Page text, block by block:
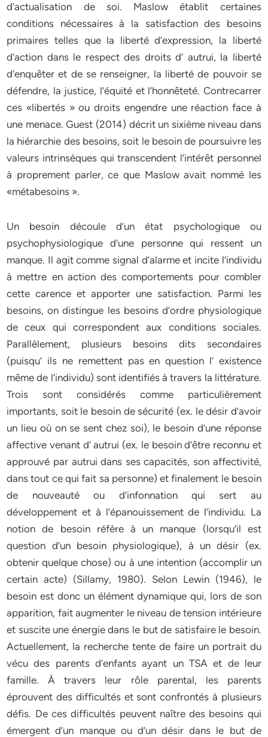
d’actualisation de soi. Maslow établit certaines
conditions nécessaires à la satisfaction des besoins
primaires telles que la liberté d’expression, la liberté
d’action dans le respect des droits d’ autrui, la liberté
d’enquêter et de se renseigner, la liberté de pouvoir se
défendre, la justice, l’équité et l’honnêteté. Contrecarrer
ces «libertés » ou droits engendre une réaction face à
une menace. Guest (2014) décrit un sixième niveau dans
la hiérarchie des besoins, soit le besoin de poursuivre les
valeurs intrinsèques qui transcendent l’intérêt personnel
à proprement parler, ce que Maslow avait nommé les
«métabesoins ».
Un besoin découle d’un état psychologique ou
psychophysiologique d’une personne qui ressent un
manque. Il agit comme signal d’alarme et incite l’individu
à mettre en action des comportements pour combler
cette carence et apporter une satisfaction. Parmi les
besoins, on distingue les besoins d’ordre physiologique
de ceux qui correspondent aux conditions sociales.
Parallèlement, plusieurs besoins dits secondaires
(puisqu’ ils ne remettent pas en question l’ existence
même de l’individu) sont identifiés à travers la littérature.
Trois sont considérés comme particulièrement
importants, soit le besoin de sécurité (ex. le désir d’avoir
un lieu où on se sent chez soi), le besoin d’une réponse
affective venant d’ autrui (ex. le besoin d’être reconnu et
approuvé par autrui dans ses capacités, son affectivité,
dans tout ce qui fait sa personne) et finalement le besoin
de nouveauté ou d’infonnation qui sert au
développement et à l’épanouissement de l’individu. La
notion de besoin réfère à un manque (lorsqu’il est
question d’un besoin physiologique), à un désir (ex.
obtenir quelque chose) ou à une intention (accomplir un
certain acte) (Sillamy, 1980). Selon Lewin (1946), le
besoin est donc un élément dynamique qui, lors de son
apparition, fait augmenter le niveau de tension intérieure
et suscite une énergie dans le but de satisfaire le besoin.
Actuellement, la recherche tente de faire un portrait du
vécu des parents d’enfants ayant un TSA et de leur
famille. À travers leur rôle parental, les parents
éprouvent des difficultés et sont confrontés à plusieurs
défis. De ces difficultés peuvent naître des besoins qui
émergent d’un manque ou d’un désir dans le but de